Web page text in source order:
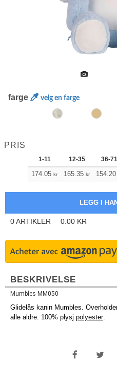
farge velg en farge
PRIS
1-11 12-35 36-71
174.05 kr 165.35 kr 154.20
0ARTIKLER 0.00 KR
BESKRIVELSE
Mumbles MM050
Glidelås kanin Mumbles.
alle aldre. 100% plysj polyester.